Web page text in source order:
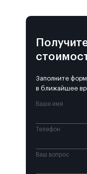
Заполните
в ближайшее
Ваше имя
Телефон
Ваш вопрос